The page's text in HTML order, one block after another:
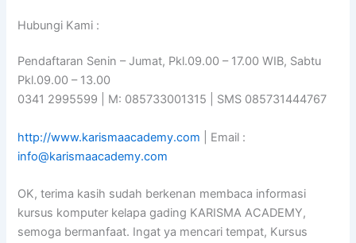
Hubungi Kami :
Pendaftaran Senin – Jumat, Pkl.09.00 – 17.00 WIB, Sabtu
Pkl.09.00 – 13.00
0341 2995599 | M: 085733001315 | SMS 085731444767
http://www.karismaacademy.com | Email :
info@karismaacademy.com
OK, terima kasih sudah berkenan membaca informasi
kursus komputer kelapa gading KARISMA ACADEMY,
semoga bermanfaat. Ingat ya mencari tempat, Kursus